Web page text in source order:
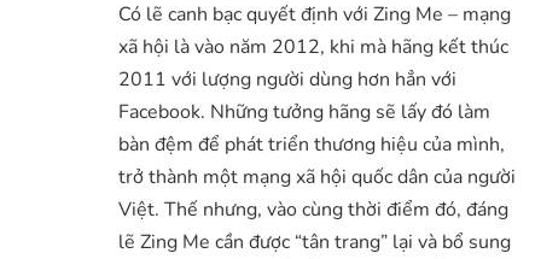
Có lẽ canh bạc quyết định với Zing Me – mạng
xã hội là vào năm 2012, khi mà hãng kết thúc
2011 với lượng người dùng hơn hẳn với
Facebook. Những tưởng hãng sẽ lấy đó làm
bàn đệm để phát triển thương hiệu của mình,
trở thành một mạng xã hội quốc dân của người
Việt. Thế nhưng, vào cùng thời điểm đó, đáng
lẽ Zing Me cần được “tân trang” lại và bổ sung